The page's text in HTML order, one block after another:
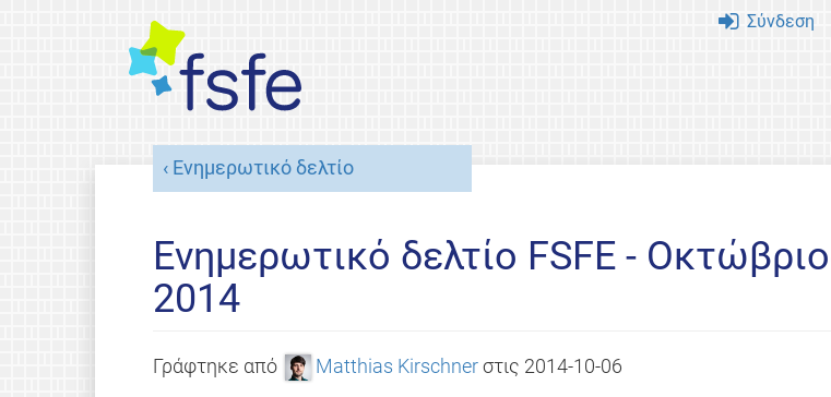
Σύνδεση
Ενημερωτικό δελτίο
Ενημερωτικό δελτίο FSFE -
2014
Γράφτηκε από Matthias Kirschner στις 2014-10-06